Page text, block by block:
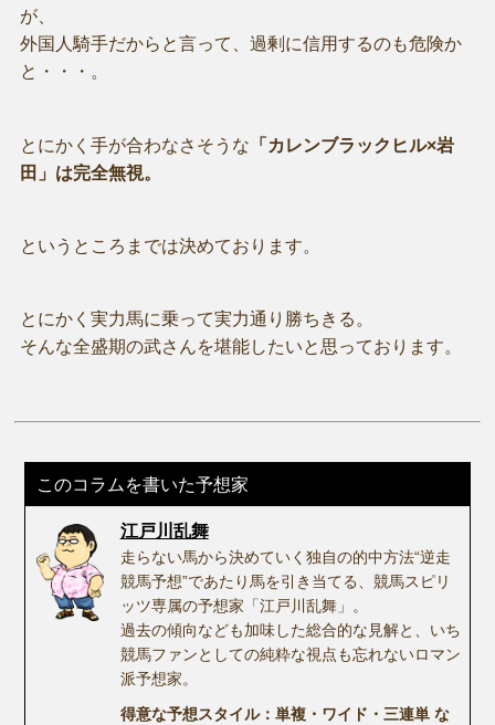
が、
外国人騎手だからと言って、過剰に信用するのも危険か
と・・・。
とにかく手が合わなさそうな 「カレンブラックヒル×岩
田」は完全無視。
というところまでは決めております。
とにかく実力馬に乗って実力通り勝ちきる。
そんな全盛期の武さんを堪能したいと思っております。
このコラムを書いた予想家
江戸川乱舞
走らない馬から決めていく独自の的中方法“逆走
競馬予想”であたり馬を引き当てる、競馬スピリ
ッツ専属の予想家「江戸川乱舞」。
過去の傾向なども加味した総合的な見解と、いち
競馬ファンとしての純粋な視点も忘れないロマン
派予想家。
得意な予想スタイル：単複・ワイド・三連単 な